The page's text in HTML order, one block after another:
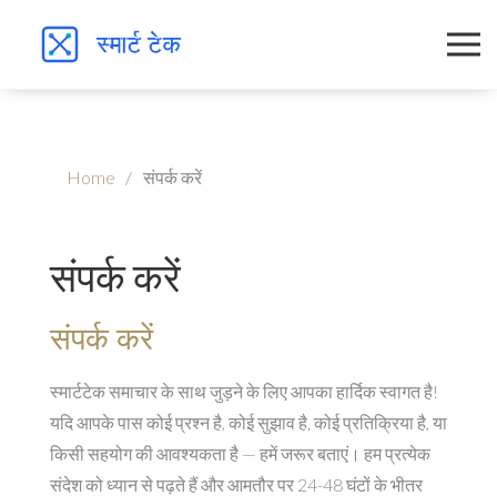
Home संपर्क करें
संपर्क करें
संपर्क करें
स्मार्टटेक समाचार के साथ जुड़ने के लिए आपका हार्दिक स्वागत है!
यदि आपके पास कोई प्रश्न है, कोई सुझाव है, कोई प्रतिक्रिया है, या
किसी सहयोग की आवश्यकता है — हमें जरूर बताएं। हम प्रत्येक
संदेश को ध्यान से पढ़ते हैं और आमतौर पर 24-48 घंटों के भीतर